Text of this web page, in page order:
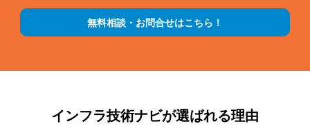
無料相談・お問合せはこちら！
インフラ技術ナビが選ばれる理由